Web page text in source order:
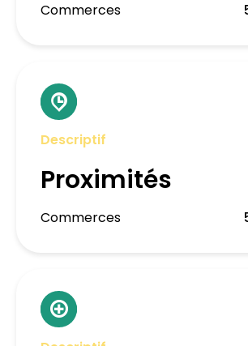
Commerces
Descriptif
Proximités
Commerces